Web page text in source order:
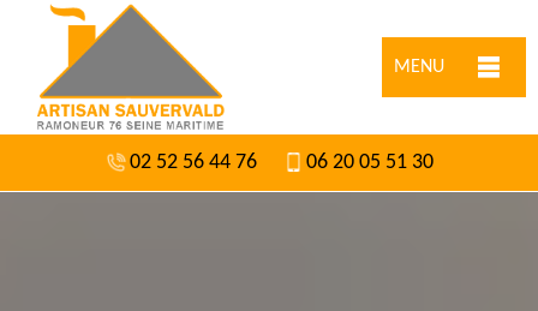
MENU
02 52 56 44 76 06 20 05 51 30